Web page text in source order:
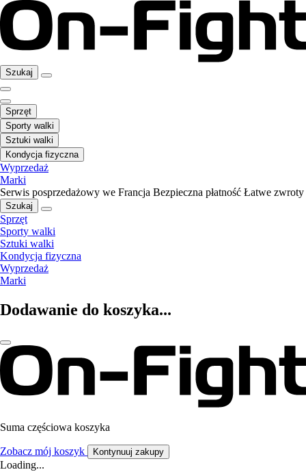
Szukaj
Sprzęt
Sporty walki
Sztuki walki
Kondycja fizyczna
Wyprzedaż
Marki
Serwis posprzedażowy we Francja Bezpieczna płatność Łatwe zwroty
Szukaj
Sprzęt
Sporty walki
Sztuki walki
Kondycja fizyczna
Wyprzedaż
Marki
Dodawanie do koszyka...
Suma częściowa koszyka
Zobacz mój koszyk Kontynuuj zakupy
Loading...